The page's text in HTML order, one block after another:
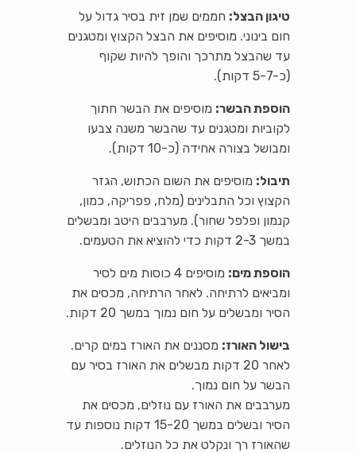
טיגון הבצל: חממים שמן זית בסיר גדול על
חום בינוני. מוסיפים את הבצל הקצוץ ומטגנים
עד שהבצל מתרכך והופך להיות שקוף
(כ-5-7 דקות).
הוספת הבשר: מוסיפים את הבשר חתוך
לקוביות ומטגנים עד שהבשר משנה צבעו
ומבושל בצורה אחידה (כ-10 דקות).
תיבול: מוסיפים את השום הכתוש, הגזר
הקצוץ וכל התבלינים (מלח, פפריקה, כמון,
קנמון ופלפל שחור). מערבבים היטב ומבשלים
במשך 2-3 דקות כדי להוציא את הטעמים.
הוספת מים:
מוסיפים 4 כוסות מים לסיר
ומביאים לרתיחה. לאחר הרתיחה, מכסים את
הסיר ומבשלים על חום נמוך במשך 20 דקות.
בישול האורז: מסננים את האורז במים קרים.
לאחר 20 דקות מבשלים את האורז בסיר עם
הבשר על חום נמוך.
מערבבים את האורז עם נוזלים, מכסים את
הסיר ובשלים במשך 15-20 דקות נוספות עד
שהאורז רך ונקלט את כל הנוזלים.